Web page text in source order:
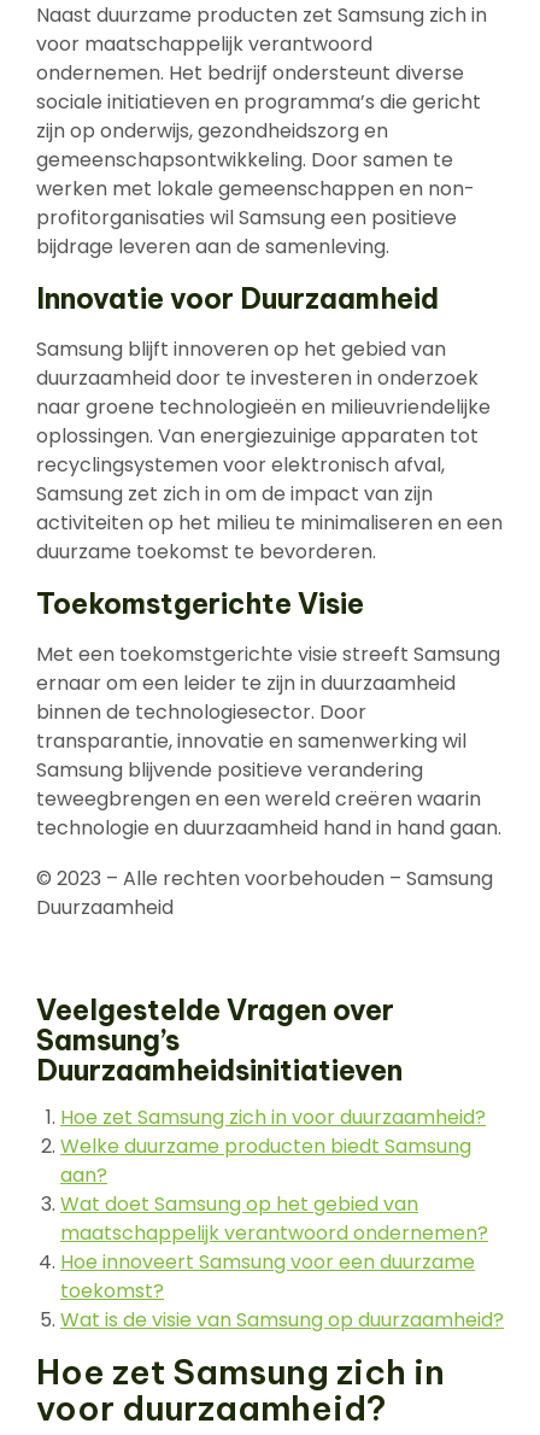
Naast duurzame producten zet Samsung zich in
voor maatschappelijk verantwoord
ondernemen. Het bedrijf ondersteunt diverse
sociale initiatieven en programma’s die gericht
zijn op onderwijs, gezondheidszorg en
gemeenschapsontwikkeling. Door samen te
werken met lokale gemeenschappen en non-
profitorganisaties wil Samsung een positieve
bijdrage leveren aan de samenleving.
Innovatie voor Duurzaamheid
Samsung blijft innoveren op het gebied van
duurzaamheid door te investeren in onderzoek
naar groene technologieën en milieuvriendelijke
oplossingen. Van energiezuinige apparaten tot
recyclingsystemen voor elektronisch afval,
Samsung zet zich in om de impact van zijn
activiteiten op het milieu te minimaliseren en een
duurzame toekomst te bevorderen.
Toekomstgerichte Visie
Met een toekomstgerichte visie streeft Samsung
ernaar om een leider te zijn in duurzaamheid
binnen de technologiesector. Door
transparantie, innovatie en samenwerking wil
Samsung blijvende positieve verandering
teweegbrengen en een wereld creëren waarin
technologie en duurzaamheid hand in hand gaan.
© 2023 – Alle rechten voorbehouden – Samsung
Duurzaamheid
Veelgestelde Vragen over
Samsung’s
Duurzaamheidsinitiatieven
Hoe zet Samsung zich in voor duurzaamheid?
Welke duurzame producten biedt Samsung
aan?
Wat doet Samsung op het gebied van
maatschappelijk verantwoord ondernemen?
Hoe innoveert Samsung voor een duurzame
toekomst?
Wat is de visie van Samsung op duurzaamheid?
Hoe zet Samsung zich in
voor duurzaamheid?